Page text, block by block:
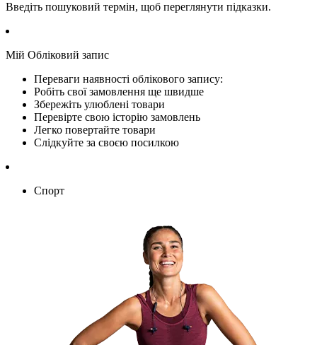
Введіть пошуковий термін, щоб переглянути підказки.
Мій Обліковий запис
Переваги наявності облікового запису:
Робіть свої замовлення ще швидше
Збережіть улюблені товари
Перевірте свою історію замовлень
Легко повертайте товари
Слідкуйте за своєю посилкою
Спорт